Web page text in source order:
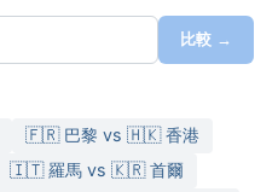
比較 →
🇫🇷 巴黎 vs 🇭🇰 香港
🇮🇹 羅馬 vs 🇰🇷 首爾